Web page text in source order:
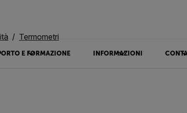
E FORMAZIONE INFORMAZIONI
Termometri